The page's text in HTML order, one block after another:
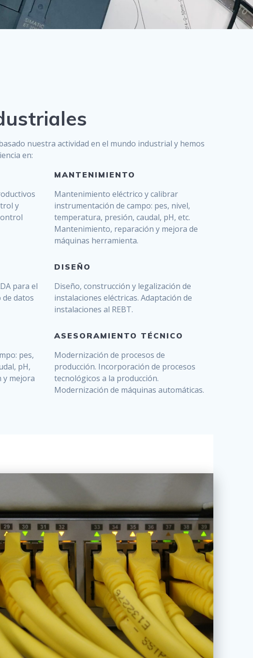
nuestra actividad en el mundo industrial y hemos
en:
y
MANTENIMIENTO
Mantenimiento eléctrico y calibrar
instrumentación de campo: pes, nivel,
temperatura, presión, caudal, pH, etc.
Mantenimiento, reparación y mejora de
máquinas herramienta.
para el
datos
DISEÑO
Diseño, construcción y legalización de
instalaciones eléctricas. Adaptación de
instalaciones al REBT.
pes,
pH,
y mejora
ASESORAMIENTO TÉCNICO
Modernización de procesos de
producción. Incorporación de procesos
tecnológicos a la producción.
Modernización de máquinas automáticas.